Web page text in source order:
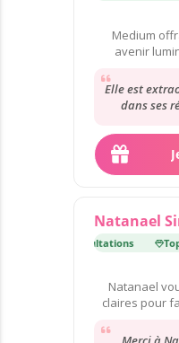
Medium
avenir
Elle est
dans ses
Natanael
175 000 consultations Top
Natanael
claires pour